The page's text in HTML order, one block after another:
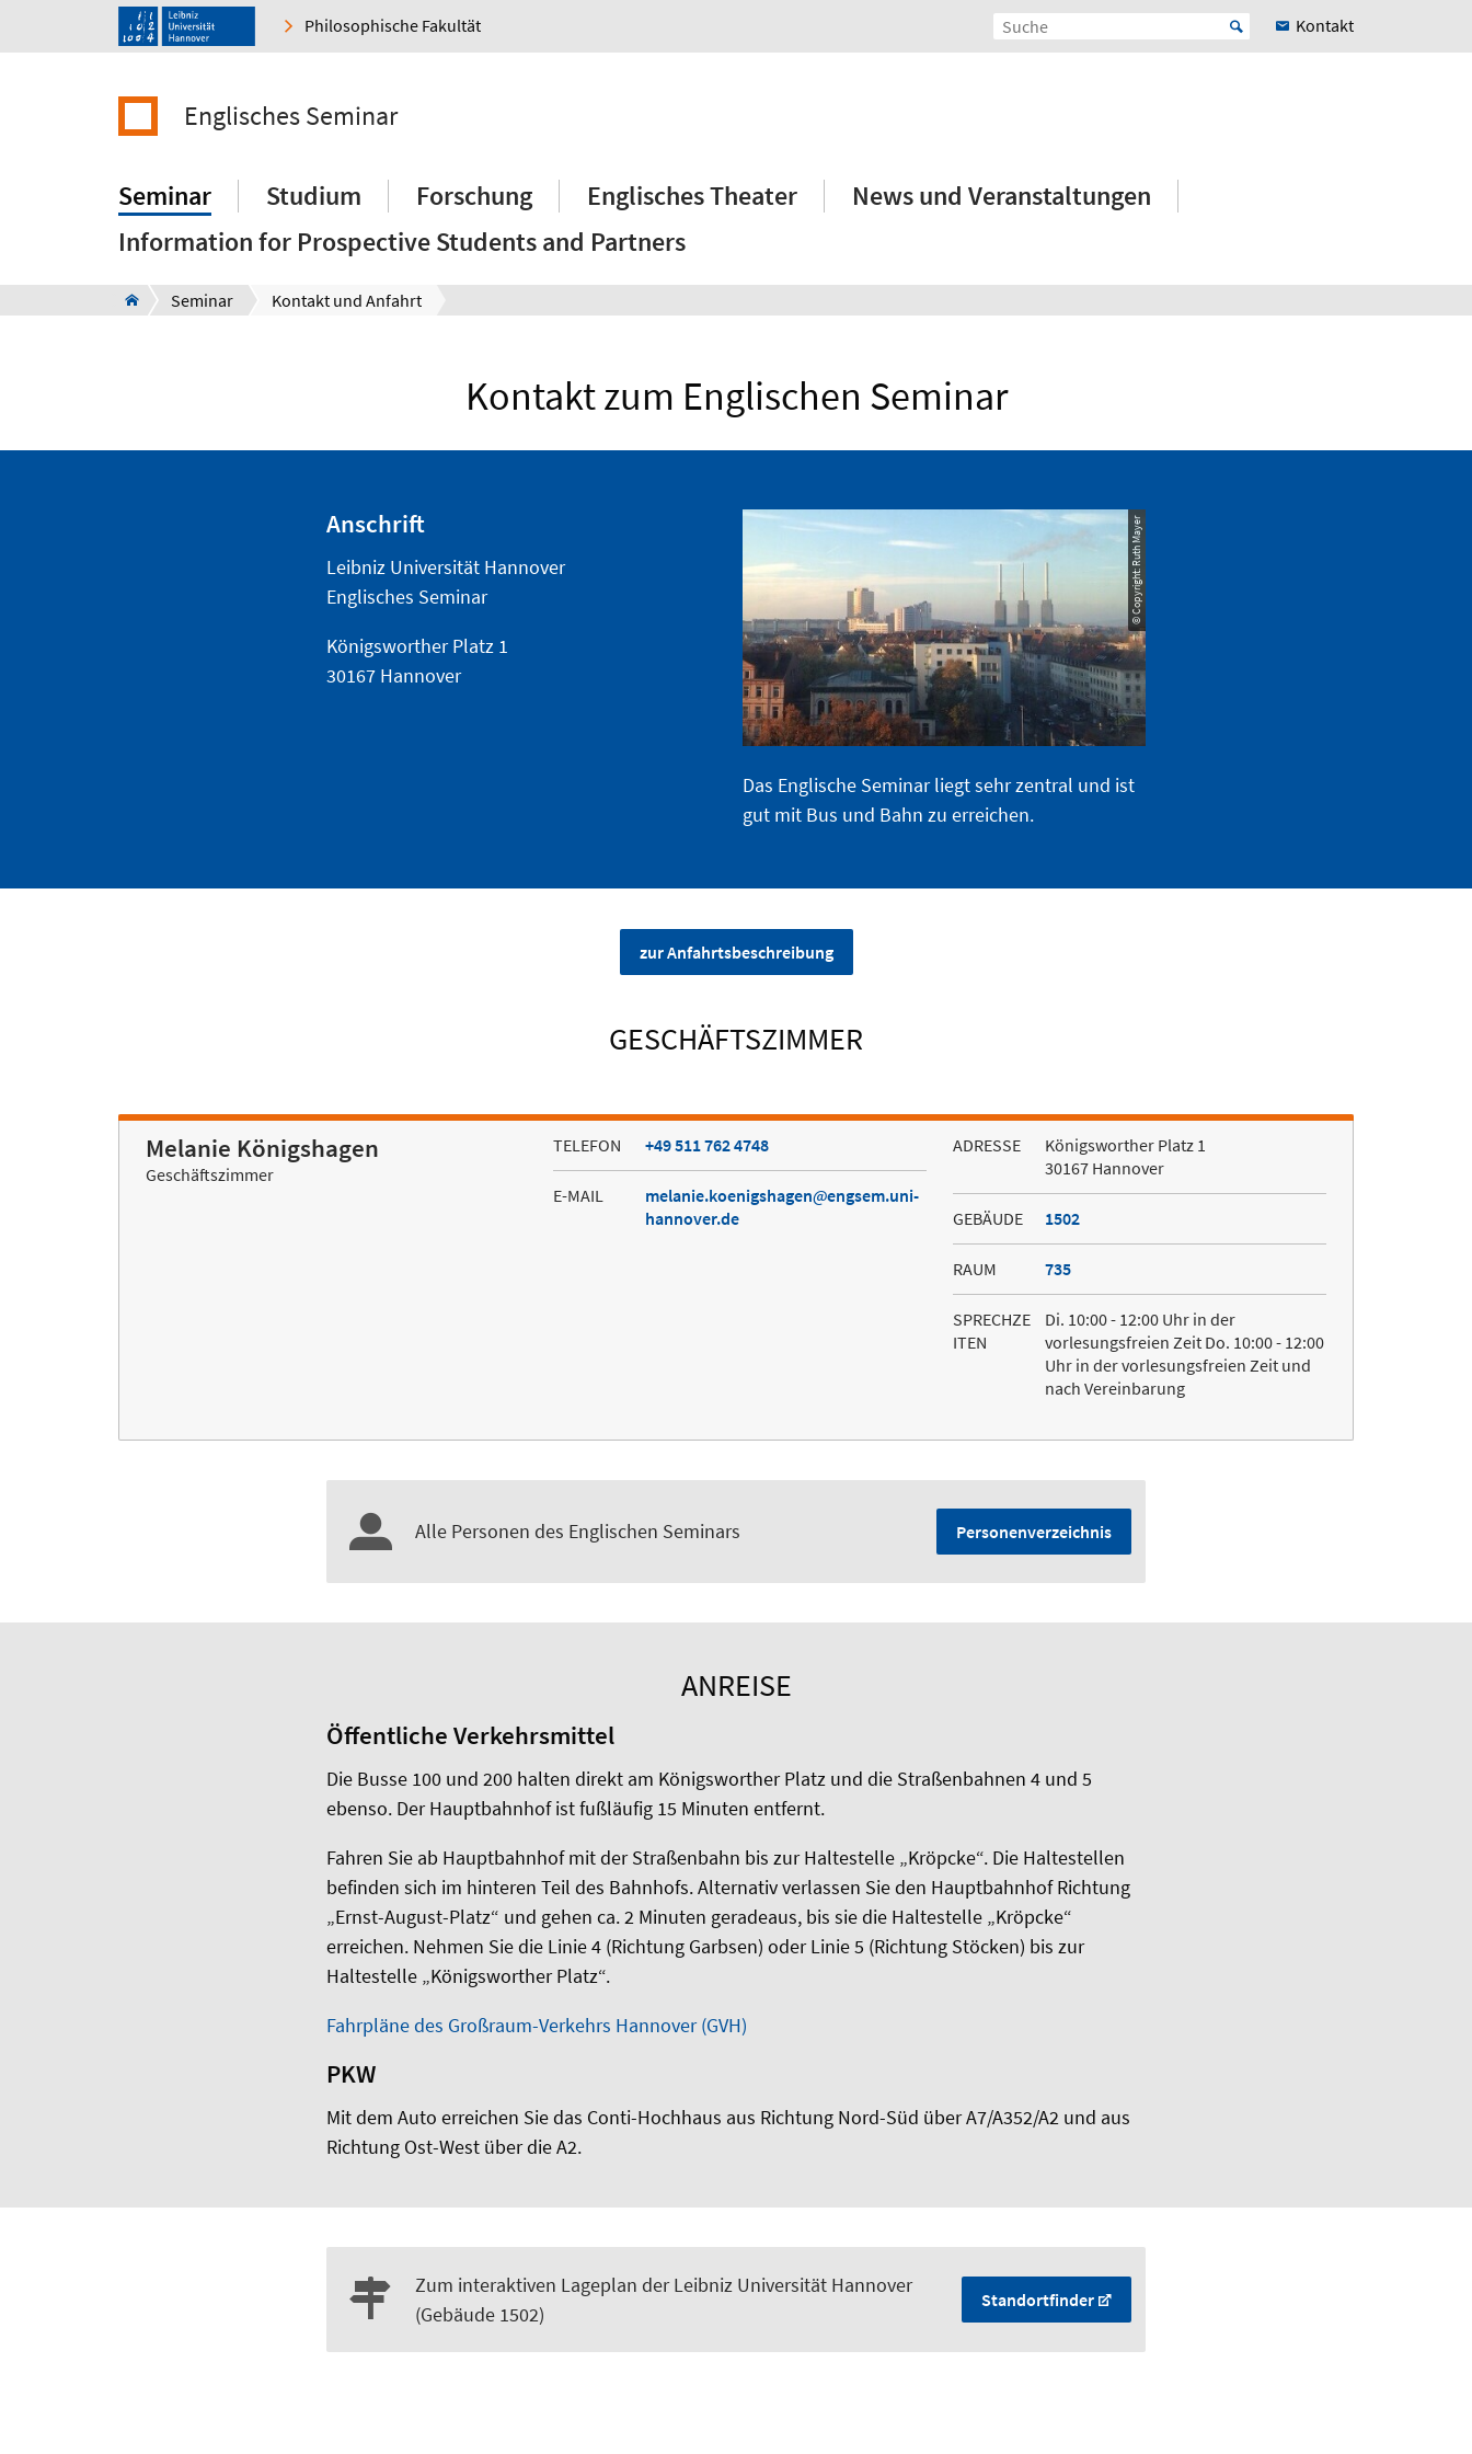
Philosophische Fakultät Kontakt
Englisches Seminar
Seminar Studium Forschung Englisches Theater
News und Veranstaltungen
Information for Prospective Students and Partners
Seminar Kontakt und Anfahrt
Kontakt zum Englischen Seminar
Anschrift
Leibniz Universität Hannover
Englisches Seminar
Königsworther Platz 1
30167 Hannover
© Copyright: Ruth Mayer
Das Englische Seminar liegt sehr zentral und ist
gut mit Bus und Bahn zu erreichen.
zur Anfahrtsbeschreibung
GESCHÄFTSZIMMER
Melanie Königshagen
Geschäftszimmer
TELEFON +49 511 762 4748
E-MAIL melanie.koenigshagen
engsem.uni-
hannover.de
ADRESSE
Königsworther Platz 1
30167 Hannover
GEBÄUDE 1502
RAUM 735
SPRECHZE
ITEN
Di. 10:00 - 12:00 Uhr in der
vorlesungsfreien Zeit Do. 10:00 - 12:00
Uhr in der vorlesungsfreien Zeit und
nach Vereinbarung
Alle Personen des Englischen Seminars Personenverzeichnis
ANREISE
Öffentliche Verkehrsmittel
Die Busse 100 und 200 halten direkt am Königsworther Platz und die Straßenbahnen 4 und 5
ebenso. Der Hauptbahnhof ist fußläufig 15 Minuten entfernt.
Fahren Sie ab Hauptbahnhof mit der Straßenbahn bis zur Haltestelle „Kröpcke“. Die Haltestellen
befinden sich im hinteren Teil des Bahnhofs. Alternativ verlassen Sie den Hauptbahnhof Richtung
„Ernst-August-Platz“ und gehen ca. 2 Minuten geradeaus, bis sie die Haltestelle „Kröpcke“
erreichen. Nehmen Sie die Linie 4 (Richtung Garbsen) oder Linie 5 (Richtung Stöcken) bis zur
Haltestelle „Königsworther Platz“.
Fahrpläne des Großraum-Verkehrs Hannover (GVH)
PKW
Mit dem Auto erreichen Sie das Conti-Hochhaus aus Richtung Nord-Süd über A7/A352/A2 und aus
Richtung Ost-West über die A2.
Zum interaktiven Lageplan der Leibniz Universität Hannover
(Gebäude 1502)
Standortfinder